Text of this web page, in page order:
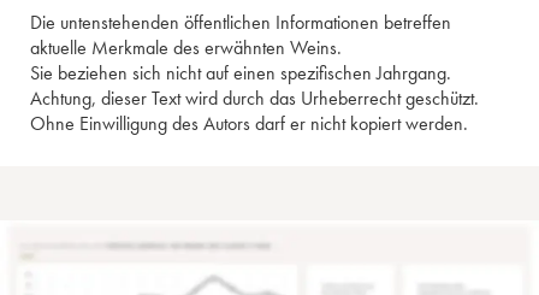
Die untenstehenden öffentlichen Informationen betreffen
aktuelle Merkmale des erwähnten Weins.
Sie beziehen sich nicht auf einen spezifischen Jahrgang.
Achtung, dieser Text wird durch das Urheberrecht geschützt.
Ohne Einwilligung des Autors darf er nicht kopiert werden.